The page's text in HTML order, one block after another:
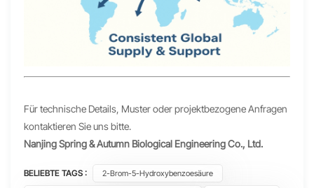
Für technische Details, Muster oder projektbezogene Anfragen
kontaktieren Sie uns bitte.
Nanjing Spring & Autumn Biological Engineering Co., Ltd.
BELIEBTE TAGS : 2-Brom-5-Hydroxybenzoesäure